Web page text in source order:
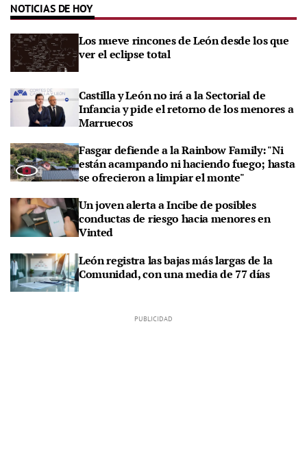
NOTICIAS DE HOY
Los nueve rincones de León desde los que
ver el eclipse total
Castilla y León no irá a la Sectorial de
Infancia y pide el retorno de los menores a
Marruecos
Fasgar defiende a la Rainbow Family: "Ni
están acampando ni haciendo fuego; hasta
se ofrecieron a limpiar el monte"
Un joven alerta a Incibe de posibles
conductas de riesgo hacia menores en
Vinted
León registra las bajas más largas de la
Comunidad, con una media de 77 días